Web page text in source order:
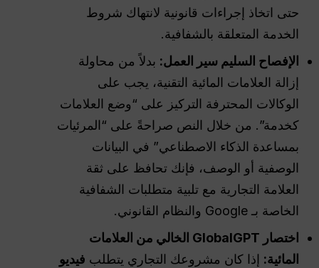
حتى اتخاذ إجراءات قانونية لانتهاك شروط
الخدمة المتعلقة بالشفافية.
الإفصاح السليمسير العمل: بدلاً من محاولة
إزالة العلامات المائية التقنية، يجب على
الوكالات المحترفة التركيز على “وضع العلامات
كخدمة”. من خلال النص صراحةً على “المرئيات
بمساعدة الذكاء الاصطناعي” في البيانات
الوصفية أو الوصف، فإنك تحافظ على ثقة
العلامة التجارية مع تلبية متطلبات الشفافية
الخاصة بـ Google والنظام القانوني.
اختصار GlobalGPT الخالي من العلامات
المائية: إذا كان مشروعك التجاري يتطلب فيديو